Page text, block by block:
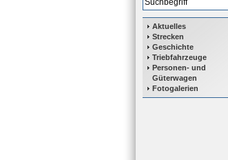
Aktuelles
Strecken
Geschichte
Triebfahrzeuge
Personen- und
Güterwagen
Fotogalerien